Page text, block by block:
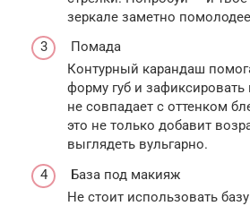
зеркале заметно
Помада
Контурный карандаш
форму губ и
не совпадает с оттенком
это не только добавит
выглядеть вульгарно.
База под макияж
Не стоит использовать